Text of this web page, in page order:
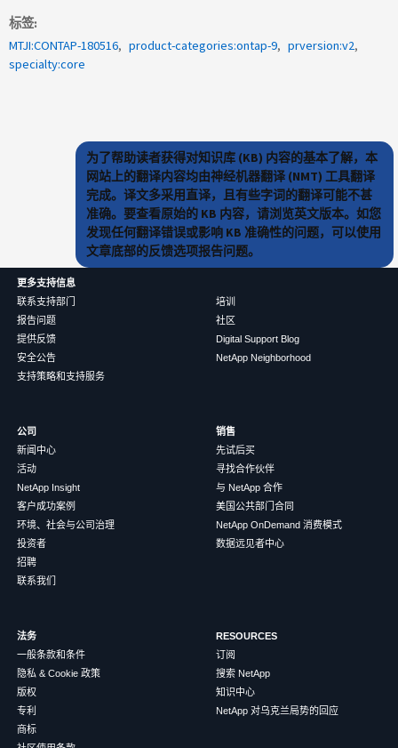
标签
MTJI:CONTAP-180516
product-categories:ontap-9
prversion:v2
specialty:core
为了帮助读者获得对知识库 (KB) 内容的基本了解，本
网站上的翻译内容均由神经机器翻译 (NMT) 工具翻译
完成。译文多采用直译，且有些字词的翻译可能不甚
准确。要查看原始的 KB 内容，请浏览英文版本。如您
发现任何翻译错误或影响 KB 准确性的问题，可以使用
文章底部的反馈选项报告问题。
更多支持信息
联系支持部门
报告问题
提供反馈
安全公告
支持策略和支持服务
培训
社区
Digital Support Blog
NetApp Neighborhood
公司
新闻中心
活动
NetApp Insight
客户成功案例
环境、社会与公司治理
投资者
招聘
联系我们
销售
先试后买
寻找合作伙伴
与 NetApp 合作
美国公共部门合同
NetApp OnDemand 消费模式
数据远见者中心
法务
一般条款和条件
隐私 & Cookie 政策
版权
专利
商标
RESOURCES
订阅
搜索 NetApp
知识中心
NetApp 对乌克兰局势的回应